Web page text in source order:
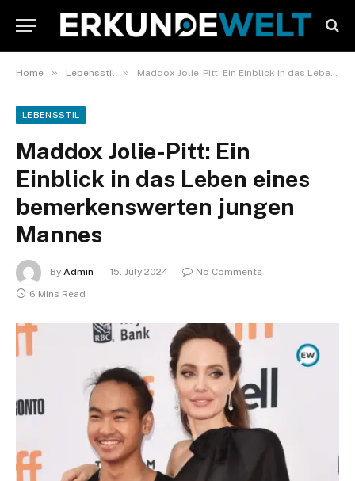
Home » Lebensstil » Maddox Jolie-Pitt: Ein Einblick in das Leben eines bemerkenswerten jungen Mannes
LEBENSSTIL
Maddox Jolie-Pitt: Ein
Einblick in das Leben eines
bemerkenswerten jungen
Mannes
By Admin 15. July 2024
No Comments
6 Mins Read